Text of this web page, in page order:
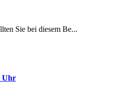
Sie bei diesem Be...
Uhr